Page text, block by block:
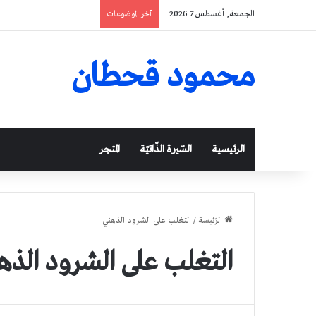
الجمعة, أغسطس 7 2026 آخر الموضوعات
محمود قحطان
الرئيسية السّيرة الذّاتيّة المتجر
الرّئيسة / التغلب على الشرود الذهني
التغلب على الشرود